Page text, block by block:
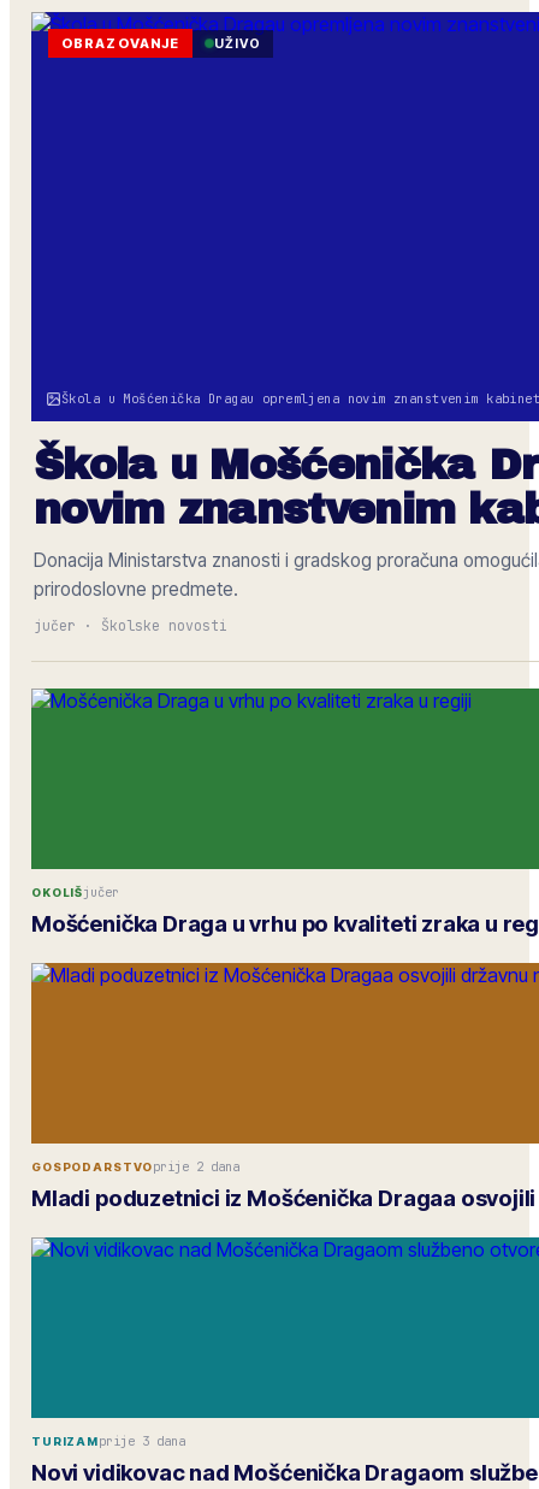
Škola u Mošćenička Dragau opremljena novim znanstvenim
OBRAZOVANJE UŽIVO
Škola u Mošćenička
novim znanstvenim
Donacija Ministarstva znanosti i gradskog proračuna
prirodoslovne predmete.
jučer · Školske novosti
OKOLIŠjučer
Mošćenička Draga u vrhu po kvaliteti zraka u
GOSPODARSTVOprije 2 dana
Mladi poduzetnici iz Mošćenička Dragaa
TURIZAMprije 3 dana
Novi vidikovac nad Mošćenička Dragaom